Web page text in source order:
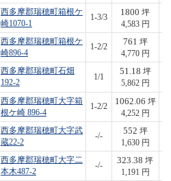
西多摩郡瑞穂町箱根ケ
崎1070-1
1-3/3
1800 坪
4,583 円
西多摩郡瑞穂町箱根ケ
崎896-4
1-2/2
761 坪
4,770 円
西多摩郡瑞穂町石畑
192-2
1/1
51.18 坪
5,862 円
西多摩郡瑞穂町大字箱
根ケ崎 896-4
1-2/2
1062.06 坪
4,252 円
西多摩郡瑞穂町大字武
蔵22-2
-/-
552 坪
1,630 円
西多摩郡瑞穂町大字二
本木487-2
-/-
323.38 坪
1,191 円